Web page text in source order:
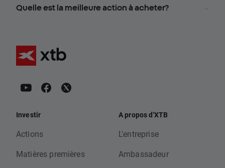
Quelle est la meilleure action à acheter?
Investir
Actions
Matières premières
A propos d'XTB
L'entreprise
Ambassadeur